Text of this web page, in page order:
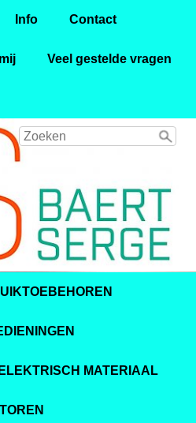
Info Contact
Veel gestelde vragen
ELEKTRISCH MATERIAAL